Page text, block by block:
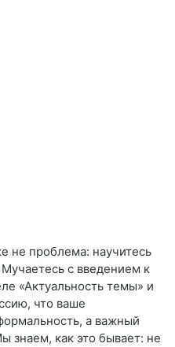
не проблема: научитесь
с введением к
«Актуальность темы» и
что ваше
а важный
знаем, как это бывает: не